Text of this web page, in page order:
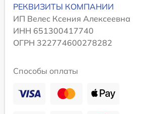
РЕКВИЗИТЫ КОМПАНИИ
ИП Велес Ксения Алексеевна
ИНН 651300417740
ОГРН 322774600278282
Способы оплаты